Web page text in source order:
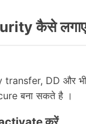
कैसे
DD और
बना सकते है ।